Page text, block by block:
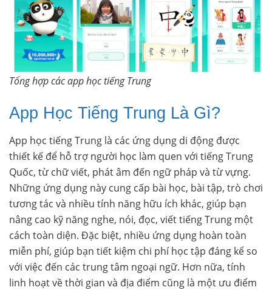
Tổng hợp các app học tiếng Trung
App Học Tiếng Trung Là Gì?
App học tiếng Trung là các ứng dụng di động được
thiết kế để hỗ trợ người học làm quen với tiếng Trung
Quốc, từ chữ viết, phát âm đến ngữ pháp và từ vựng.
Những ứng dụng này cung cấp bài học, bài tập, trò chơi
tương tác và nhiều tính năng hữu ích khác, giúp bạn
nâng cao kỹ năng nghe, nói, đọc, viết tiếng Trung một
cách toàn diện. Đặc biệt, nhiều ứng dụng hoàn toàn
miễn phí, giúp bạn tiết kiệm chi phí học tập đáng kể so
với việc đến các trung tâm ngoại ngữ. Hơn nữa, tính
linh hoạt về thời gian và địa điểm cũng là một ưu điểm